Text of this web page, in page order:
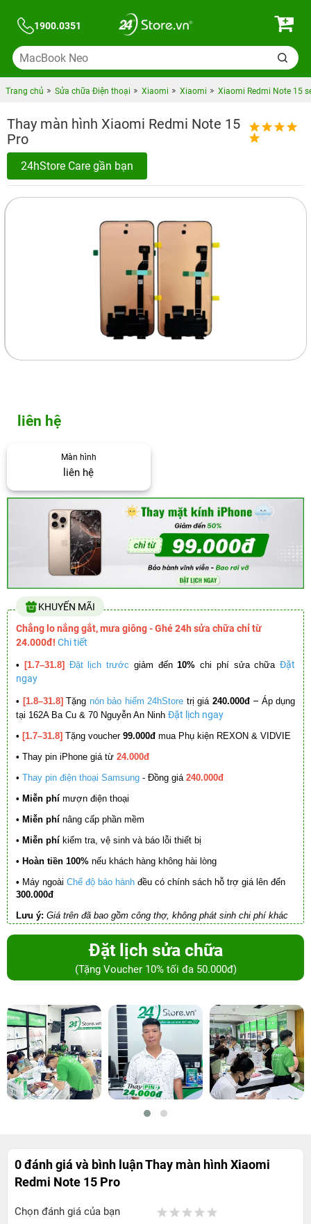
1900.0351
Trang chủ Sửa chữa Điện thoại Xiaomi Xiaomi Xiaomi Redmi Note 15
Thay màn hình Xiaomi Redmi Note 15
Pro
24hStore Care gần bạn
liên hệ
Màn hình
liên hệ
KHUYẾN MÃI
Chẳng lo nắng gắt, mưa giông - Ghé 24h sửa chữa chỉ từ
24.000đ! Chi tiết
• [1.7–31.8] Đặt lịch trước giảm đến10% chi phí sửa chữa Đặt
ngay
• [1.8–31.8] Tặng nón bảo hiểm 24hStore trị giá 240.000đ – Áp dụng
tại 162A Ba Cu & 70 Nguyễn An Ninh Đặt lịch ngay
• [1.7–31.8] Tặng voucher 99.000đ mua Phụ kiện REXON & VIDVIE
• Thay pin iPhone giá từ 24.000đ
• Thay pin điện thoại Samsung - Đồng giá 240.000đ
• Miễn phí mượn điện thoại
• Miễn phí nâng cấp phần mềm
• Miễn phí kiểm tra, vệ sinh và báo lỗi thiết bị
• Hoàn tiền 100% nếu khách hàng không hài lòng
• Máy ngoài Chế độ bảo hành đều có chính sách hỗ trợ giá lên đến
300.000đ
Lưu ý: Giá trên đã bao gồm công thợ, không phát sinh chi phí khác
Đặt lịch sửa chữa
(Tặng Voucher 10% tối đa 50.000đ)
0 đánh giá và bình luậnThay màn hình Xiaomi
Redmi Note 15 Pro
Chọn đánh giá của bạn